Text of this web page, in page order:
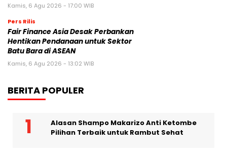
Kamis, 6 Agu 2026 - 17:00 WIB
Pers Rilis
Fair Finance Asia Desak Perbankan
Hentikan Pendanaan untuk Sektor
Batu Bara di ASEAN
Kamis, 6 Agu 2026 - 13:02 WIB
BERITA POPULER
Alasan Shampo Makarizo Anti Ketombe
Pilihan Terbaik untuk Rambut Sehat